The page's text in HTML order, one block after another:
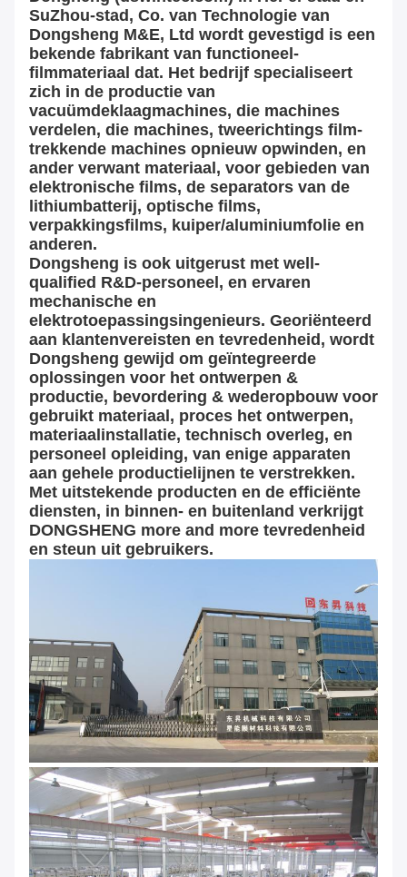
SuZhou-stad, Co. van Technologie van
Dongsheng M&E, Ltd wordt gevestigd is een
bekende fabrikant van functioneel-
filmmateriaal dat. Het bedrijf specialiseert
zich in de productie van
vacuümdeklaagmachines, die machines
verdelen, die machines, tweerichtings film-
trekkende machines opnieuw opwinden, en
ander verwant materiaal, voor gebieden van
elektronische films, de separators van de
lithiumbatterij, optische films,
verpakkingsfilms, kuiper/aluminiumfolie en
anderen.
Dongsheng is ook uitgerust met well-
qualified R&D-personeel, en ervaren
mechanische en
elektrotoepassingsingenieurs. Georiënteerd
aan klantenvereisten en tevredenheid, wordt
Dongsheng gewijd om geïntegreerde
oplossingen voor het ontwerpen &
productie, bevordering & wederopbouw voor
gebruikt materiaal, proces het ontwerpen,
materiaalinstallatie, technisch overleg, en
personeel opleiding, van enige apparaten
aan gehele productielijnen te verstrekken.
Met uitstekende producten en de efficiënte
diensten, in binnen- en buitenland verkrijgt
DONGSHENG more and more tevredenheid
en steun uit gebruikers.